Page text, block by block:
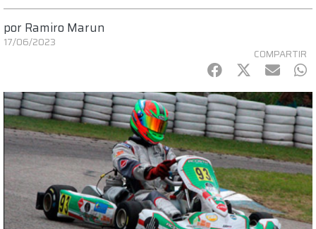
por Ramiro Marun
17/06/2023
COMPARTIR
Facebook
Twitter
mail